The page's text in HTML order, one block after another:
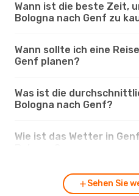
Wann ist die beste Zeit,
Bologna nach Genf zu
Wann sollte ich eine
Genf planen?
Was ist die
Bologna nach Genf?
Wie ist das Wetter in
Sehen Sie